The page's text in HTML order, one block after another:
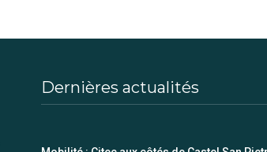
Dernières actualités